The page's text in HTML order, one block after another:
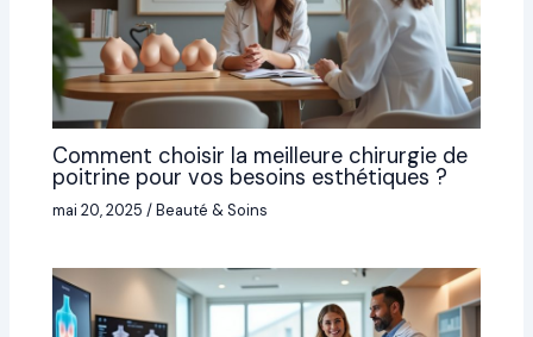
Comment choisir la meilleure chirurgie de
poitrine pour vos besoins esthétiques ?
mai 20, 2025/Beauté & Soins